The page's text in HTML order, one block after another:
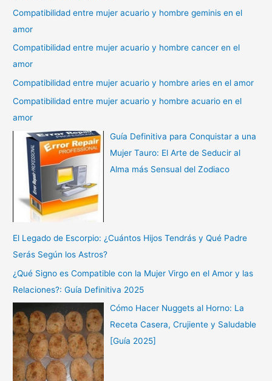
Compatibilidad entre mujer acuario y hombre geminis en el
amor
Compatibilidad entre mujer acuario y hombre cancer en el
amor
Compatibilidad entre mujer acuario y hombre aries en el amor
Compatibilidad entre mujer acuario y hombre acuario en el
amor
Guía Definitiva para Conquistar a una
Mujer Tauro: El Arte de Seducir al
Alma más Sensual del Zodiaco
El Legado de Escorpio: ¿Cuántos Hijos Tendrás y Qué Padre
Serás Según los Astros?
¿Qué Signo es Compatible con la Mujer Virgo en el Amor y las
Relaciones?: Guía Definitiva 2025
Cómo Hacer Nuggets al Horno: La
Receta Casera, Crujiente y Saludable
[Guía 2025]